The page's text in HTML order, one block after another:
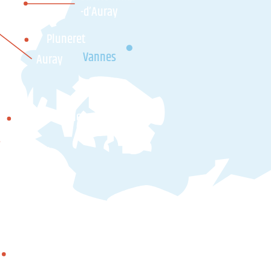
Vannes
Philibert
Pluneret
Auray
Locmariaquer
-d’Auray